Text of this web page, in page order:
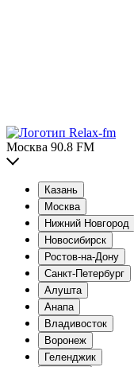
Москва 90.8 FM
Казань
Москва
Нижний Новгород
Новосибирск
Ростов-на-Дону
Санкт-Петербург
Алушта
Анапа
Владивосток
Воронеж
Геленджик